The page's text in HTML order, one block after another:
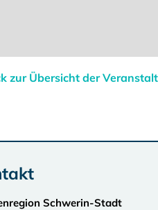
zur Übersicht der
Schwerin-Stadt